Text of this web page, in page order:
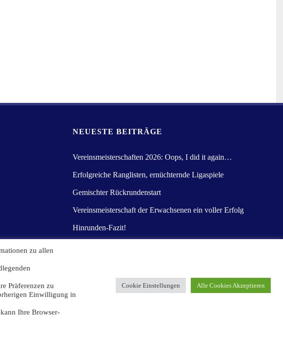
NEUESTE BEITRÄGE
Vereinsmeisterschaften 2026: Oops, I did it again…
Erfolgreiche Ranglisten, ernüchternde Ligaspiele
Gemischter Rückrundenstart
Vereinsmeisterschaft der Erwachsenen ein voller Erfolg
Hinrunden-Fazit!
Präsentiert vonKahuna&WordPress.
zu allen
Präferenzen zu
Einwilligung in
Ihre Browser-
Cookie Einstellungen Alle Cookies Akzeptieren